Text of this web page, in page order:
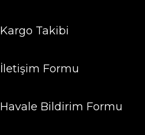
Kargo Takibi
İletişim Formu
Havale Bildirim Formu